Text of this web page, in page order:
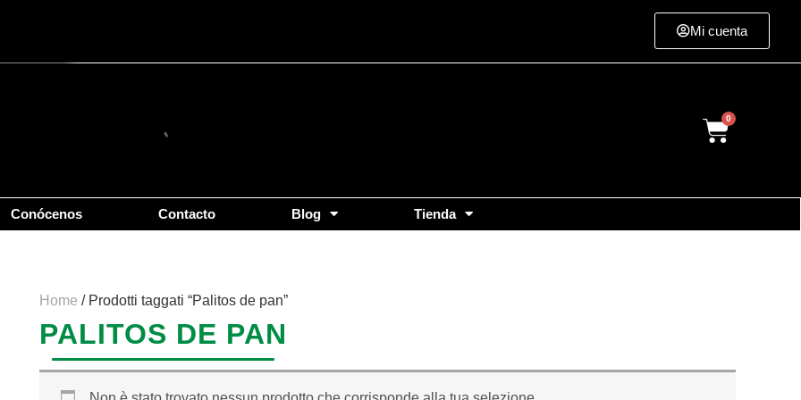
Mi cuenta
Cart
Conócenos Contacto Blog Tienda
Home / Prodotti taggati “Palitos de pan”
PALITOS DE PAN